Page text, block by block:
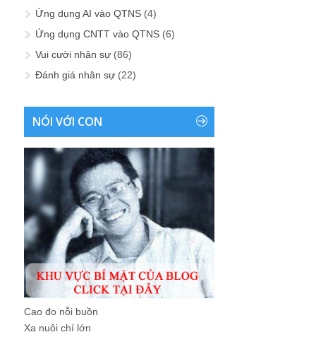
Ứng dụng AI vào QTNS (4)
Ứng dụng CNTT vào QTNS (6)
Vui cười nhân sự (86)
Đánh giá nhân sự (22)
NÓI VỚI CON
Cao đo nỗi buồn
Xa nuôi chí lớn